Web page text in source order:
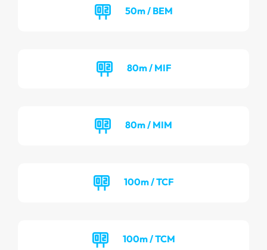
50m / BEM
80m / MIF
80m / MIM
100m / TCF
100m / TCM